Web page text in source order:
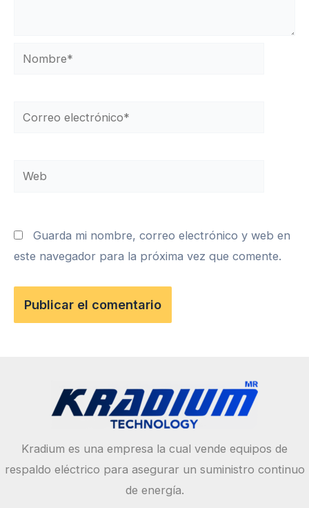
Nombre*
Correo
Web
Guarda mi nombre, correo electrónico y web en
este navegador para la próxima vez que comente.
Kradium es una empresa la cual vende equipos de
respaldo eléctrico para asegurar un suministro continuo
de energía.